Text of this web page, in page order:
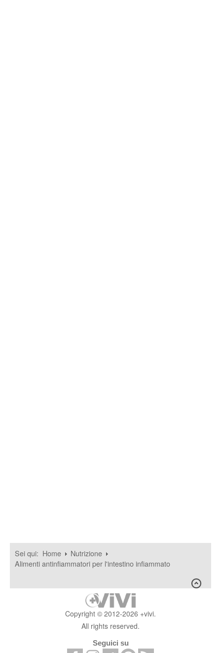
Sei qui: Home
Nutrizione
Alimenti antinfiammatori per l'intestino infiammato
Copyright © 2012-2026 +vivi.
All rights reserved.
Seguici su